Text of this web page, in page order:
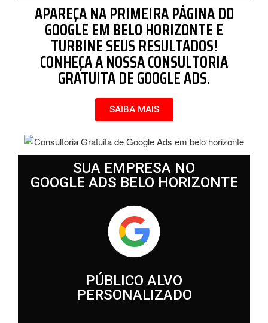
APAREÇA NA PRIMEIRA PÁGINA DO
GOOGLE EM BELO HORIZONTE E
TURBINE SEUS RESULTADOS!
CONHEÇA A NOSSA CONSULTORIA
GRATUITA DE GOOGLE ADS.
SAIBA MAIS
SUA EMPRESA NO
GOOGLE ADS BELO HORIZONTE
PÚBLICO ALVO
PERSONALIZADO